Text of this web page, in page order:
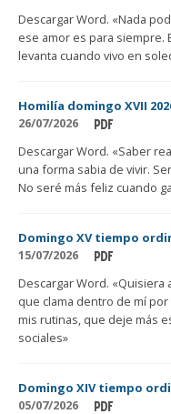
Descargar Word. «Nada
ese amor es para siempre.
levanta cuando vivo en
Homilía domingo XVII
26/07/2026
Descargar Word. «Saber
una forma sabia de vivir.
No seré más feliz cuando
Domingo XV tiempo
15/07/2026
Descargar Word. «Quisiera
que clama dentro de mí
mis rutinas, que deje más
sociales»
Domingo XIV tiempo
05/07/2026